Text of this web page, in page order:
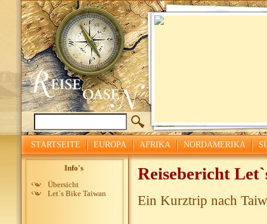
STARTSEITE EUROPA AFRIKA NORDAMERIKA
Info's
Übersicht
Let`s Bike Taiwan
Reisebericht
Ein Kurztrip nach